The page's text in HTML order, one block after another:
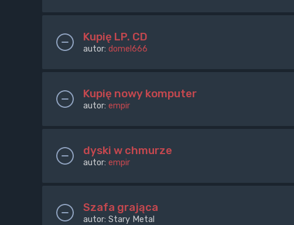
Kupię LP. CD
autor: domel666
Kupię nowy komputer
autor: empir
dyski w chmurze
autor: empir
Szafa grająca
autor: Stary Metal